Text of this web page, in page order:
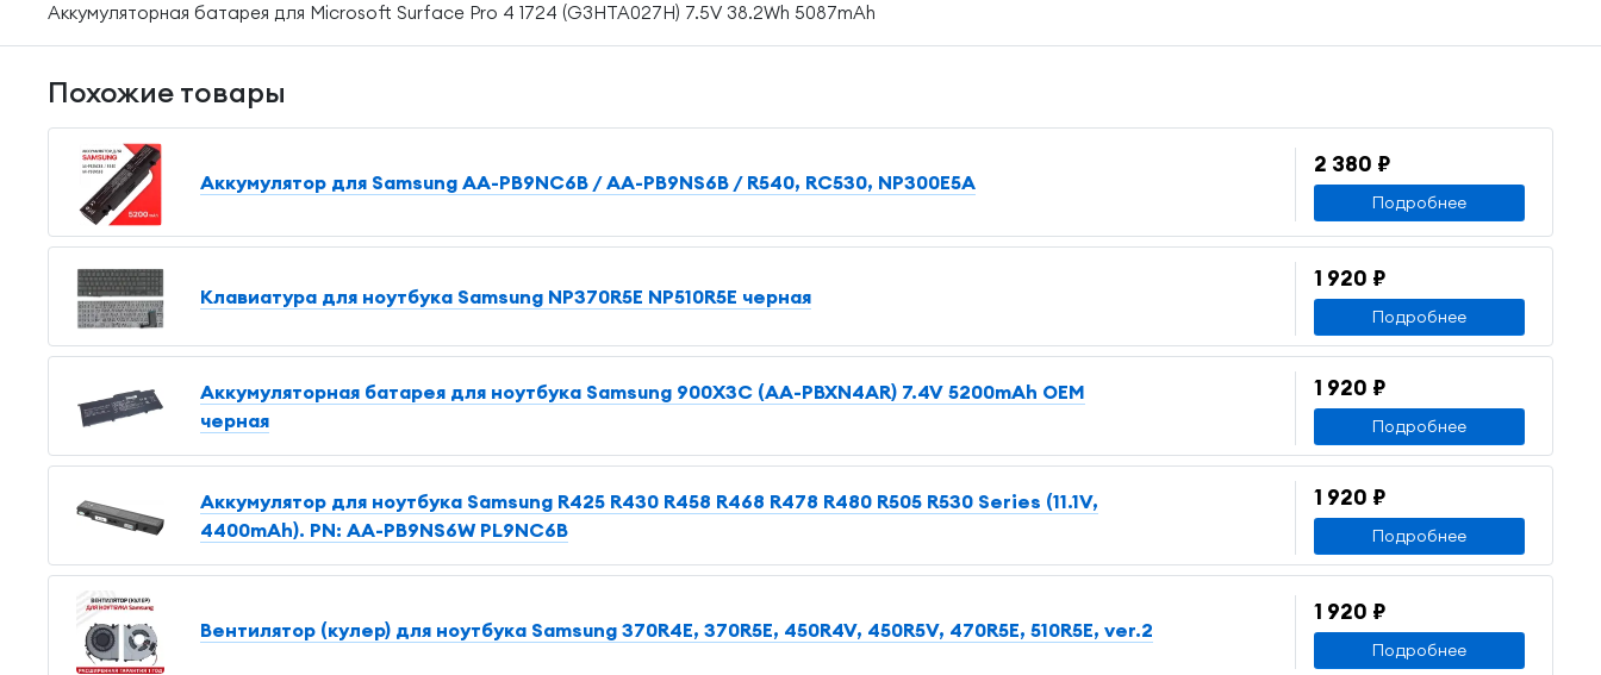
Аккумуляторная батарея для Microsoft Surface Pro 4 1724 (G3HTA027H) 7.5V 38.2Wh 5087mAh
Похожие товары
Аккумулятор для Samsung AA-PB9NC6B / AA-PB9NS6B / R540, RC530, NP300E5A
2 380 ₽
Подробнее
Клавиатура для ноутбука Samsung NP370R5E NP510R5E черная
1 920 ₽
Подробнее
Аккумуляторная батарея для ноутбука Samsung 900X3C (AA-PBXN4AR) 7.4V 5200mAh OEM
черная
1 920 ₽
Подробнее
Аккумулятор для ноутбука Samsung R425 R430 R458 R468 R478 R480 R505 R530 Series (11.1V,
4400mAh). PN: AA-PB9NS6W PL9NC6B
1 920 ₽
Подробнее
Вентилятор (кулер) для ноутбука Samsung 370R4E, 370R5E, 450R4V, 450R5V, 470R5E, 510R5E, ver.2
1 920 ₽
Подробнее